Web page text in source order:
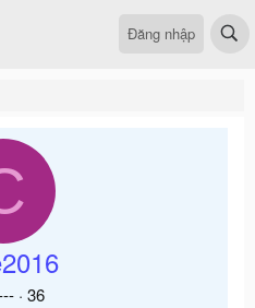
Đăng nhập
· 36